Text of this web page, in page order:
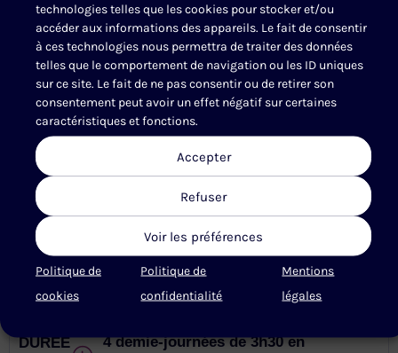
technologies telles que les cookies pour stocker et/ou
accéder aux informations des appareils. Le fait de consentir
à ces technologies nous permettra de traiter des données
telles que le comportement de navigation ou les ID uniques
sur ce site. Le fait de ne pas consentir ou de retirer son
consentement peut avoir un effet négatif sur certaines
caractéristiques et fonctions.
Accepter
Refuser
Voir les préférences
Politique de
cookies
Politique de
confidentialité
Mentions
légales
En alliant expertises Data et IA, DecideOm
propose une offre complète en matière
d’optimisation et d…
DÉCOUVRIR L'ADHÉRENT
RETOUR À L'ANNUAIRE
DISTANCIEL
DURÉE
4 demie-journées de 3h30 en